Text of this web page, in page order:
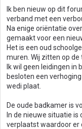
Ik ben nieuw op dit
verband met een
Na enige oriëntatie
gemaakt voor een
Het is een oud
muren. Wij zitten op de
Ik wil geen leidingen
besloten een
wedi plaat.
De oude badkamer is
In de nieuwe situatie
verplaatst waardoor er